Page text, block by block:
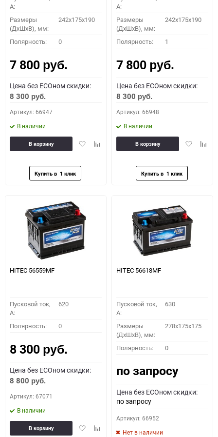
A:
Размеры
(ДхШхВ), мм:
242x175x190
Полярность: 0
7 800 руб.
Цена без ECOном скидки:
8 300 руб.
Артикул: 66947
В наличии
ДобавитьДобавить
В корзину
A:
Размеры
(ДхШхВ), мм:
242x175x190
Полярность: 1
7 800 руб.
Цена без ECOном скидки:
8 300 руб.
Артикул: 66948
В наличии
Добавить
В корзину
HITEC 56559MF
Пусковой ток,
A:
620
Полярность: 0
8 300 руб.
Цена без ECOном скидки:
8 800 руб.
Артикул: 67071
В наличии
ДобавитьДобавить
В корзину
HITEC 56618MF
Пусковой ток,
A:
630
Размеры
(ДхШхВ), мм:
278x175x175
Полярность: 0
по запросу
Цена без ECOном скидки:
по запросу
Артикул: 66952
Нет в наличии